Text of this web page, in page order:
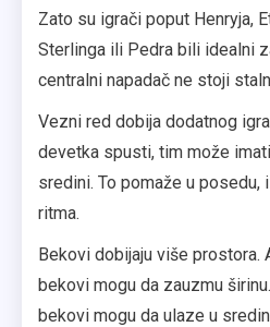
Zato su igrači poput Henryja,
Sterlinga ili Pedra bili idealni
centralni napadač ne stoji
Vezni red dobija dodatnog
devetka spusti, tim može
sredini. To pomaže u
ritma.
Bekovi dobijaju više prostora.
bekovi mogu da zauzmu
bekovi mogu da ulaze u